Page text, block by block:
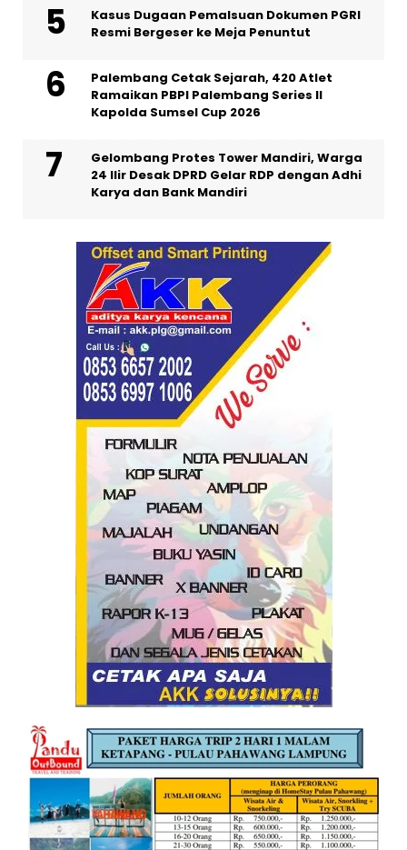
Kasus Dugaan Pemalsuan Dokumen PGRI
Resmi Bergeser ke Meja Penuntut
Palembang Cetak Sejarah, 420 Atlet
Ramaikan PBPI Palembang Series II
Kapolda Sumsel Cup 2026
Gelombang Protes Tower Mandiri, Warga
24 Ilir Desak DPRD Gelar RDP dengan Adhi
Karya dan Bank Mandiri